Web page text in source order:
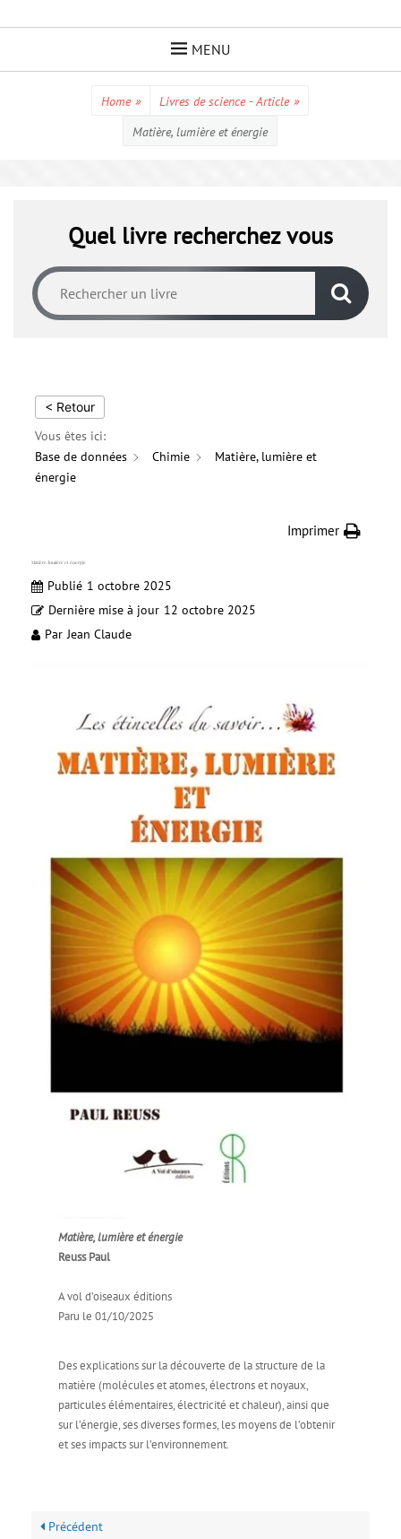
MENU
Home » Livres de science - Article »
Matière, lumière et énergie
Quel livre recherchez vous
< Retour
Vous êtes ici:
Base de données
Chimie
Matière, lumière et
énergie
Imprimer
Matière, lumière et énergie
Publié 1 octobre 2025
Dernière mise à jour 12 octobre 2025
Par Jean Claude
Matière, lumière et énergie
Reuss Paul
A vol d’oiseaux éditions
Paru le 01/10/2025
Des explications sur la découverte de la structure de la
matière (molécules et atomes, électrons et noyaux,
particules élémentaires, électricité et chaleur), ainsi que
sur l’énergie, ses diverses formes, les moyens de l’obtenir
et ses impacts sur l’environnement.
Précédent